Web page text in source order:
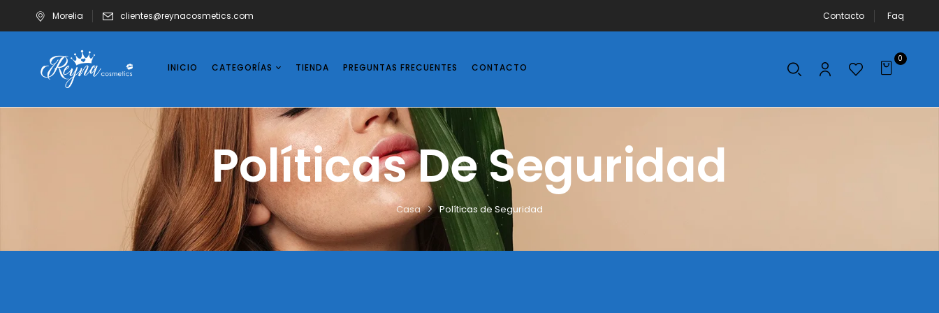
Morelia clientes@reynacosmetics.com Contacto Faq
INICIO CATEGORÍAS TIENDA PREGUNTAS FRECUENTES CONTACTO
0
Políticas De Seguridad
Casa Políticas de Seguridad